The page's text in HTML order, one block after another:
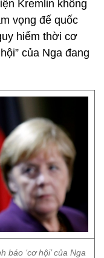
Kremlin không
vọng đế quốc
hiểm thời cơ
của Nga đang
báo ‘cơ hội’ của Nga